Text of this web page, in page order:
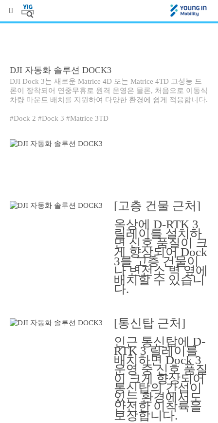
DJI 자동화 솔루션 DOCK3
DJI Dock 3는 새로운 Matrice 4D 또는 Matrice 4TD 고성능 드
론이 장착되어 연중무휴로 원격 운영은 물론, 처음으로 이동식
차량 마운트 배치를 지원하여 다양한 환경에 쉽게 적응합니다.
#Dock 2 #Dock 3 #Matrice 3TD
[고층 건물 근처]
옥상에 D-RTK 3
릴레이를 설치하
면 신호 품질이 크
게 향상되어 Dock
3를 고층 건물이
나 변전소 벽 옆에
배치할 수 있습니
다.
[통신탑 근처]
인근 통신탑에 D-
RTK 3 릴레이를
배치하면 Dock 3
운영 중 신호 품질
이 크게 향상되어
통신탑의 간섭이
있는 환경에서도
안전한 이착륙을
보장합니다.